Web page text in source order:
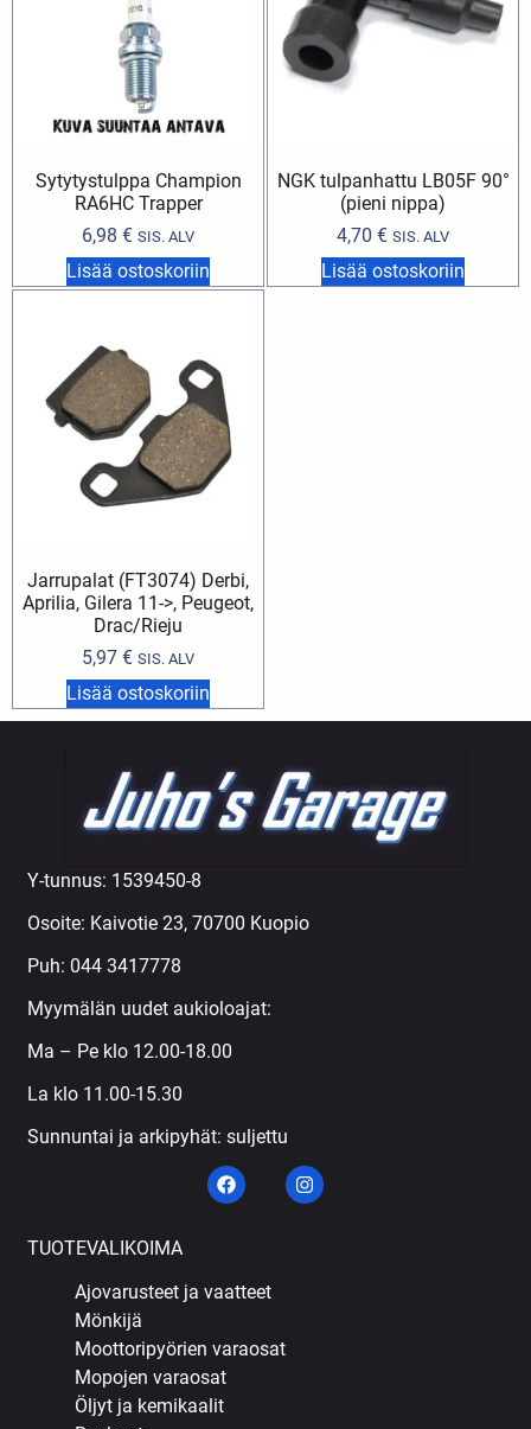
Sytytystulppa Champion
RA6HC Trapper
6,98 € SIS. ALV
Lisää ostoskoriin
NGK tulpanhattu LB05F 90°
(pieni nippa)
4,70 € SIS. ALV
Lisää ostoskoriin
Jarrupalat (FT3074) Derbi,
Aprilia, Gilera 11->, Peugeot,
Drac/Rieju
5,97 € SIS. ALV
Lisää ostoskoriin
Y-tunnus: 1539450-8
Osoite: Kaivotie 23, 70700 Kuopio
Puh: 044 3417778
Myymälän uudet aukioloajat:
Ma – Pe klo 12.00-18.00
La klo 11.00-15.30
Sunnuntai ja arkipyhät: suljettu
TUOTEVALIKOIMA
Ajovarusteet ja vaatteet
Mönkijä
Moottoripyörien varaosat
Mopojen varaosat
Öljyt ja kemikaalit